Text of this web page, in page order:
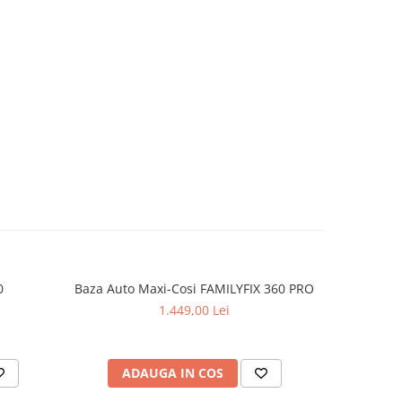
Baza Auto Maxi-Cosi FAMILYFIX 360 PRO
1.449,00 Lei
ADAUGA IN COS